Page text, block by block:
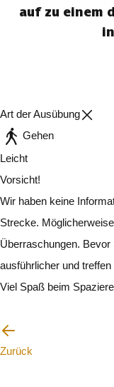
auf zu einem
Art der Ausübung
Gehen
Leicht
Vorsicht!
Wir haben keine
Strecke.
Überraschungen.
ausführlicher und
Viel Spaß beim
Zurück